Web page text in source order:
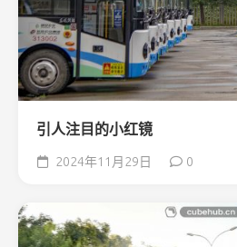
引人注目的小红镜
2024年11月29日 0